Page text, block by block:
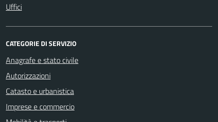
Uffici
CATEGORIE DI SERVIZIO
Anagrafe e stato civile
Autorizzazioni
Catasto e urbanistica
Imprese e commercio